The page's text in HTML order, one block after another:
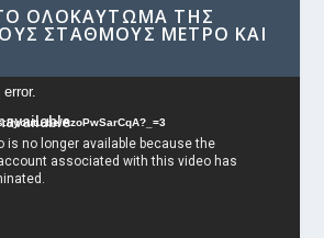
ΤΟ ΟΛΟΚΑΎΤΩΜΑ ΤΗΣ
ΣΤΑΘΜΟΎΣ ΜΕΤΡΟ ΚΑΙ
youtu.be/AzoPwSarCqA?_=3